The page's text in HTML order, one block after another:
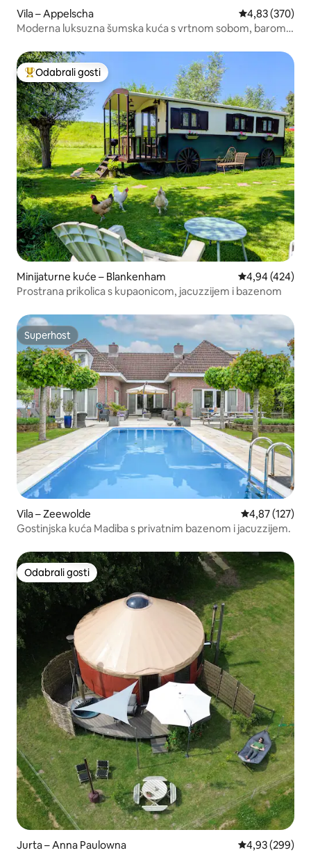
Vila – Appelscha Prosječna
4,83 (370)
Moderna luksuzna šumska kuća s vrtnom sobom, barom i
Među najviše rangiranima s oznakom „Odabrali gosti”
Odabrali gosti
Minijaturne kuće – Blankenham Prosječna
4,94 (424)
Prostrana prikolica s kupaonicom, jacuzzijem i bazenom
Superhost
Superhost
Vila – Zeewolde Prosječna
4,87 (127)
Gostinjska kuća Madiba s privatnim bazenom i jacuzzijem.
Odabrali gosti
Odabrali gosti
Jurta – Anna Paulowna Prosječna
4,93 (299)